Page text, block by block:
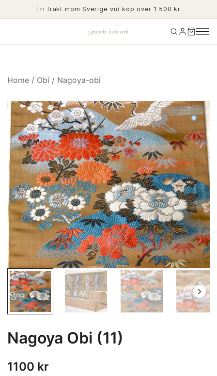
to
Fri frakt inom Sverige vid köp över 1 500 kr
japanskt hantverk
Home / Obi / Nagoya-obi
Nagoya Obi (11)
1100 kr